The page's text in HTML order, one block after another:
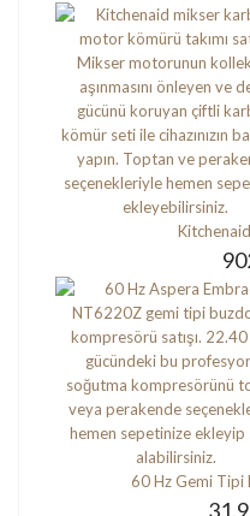
60 Hz Gemi Tipi